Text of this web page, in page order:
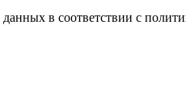
в соответствии с